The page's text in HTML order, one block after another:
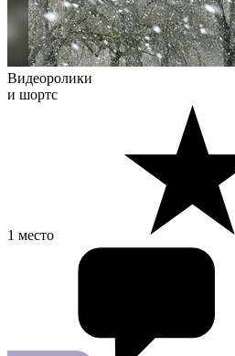
Видеоролики
и шортс
1 место